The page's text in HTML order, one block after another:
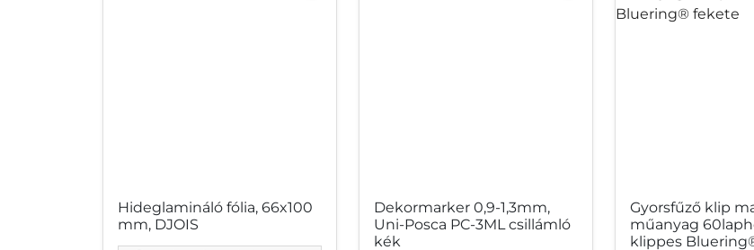
Hideglamináló fólia, 66x100
mm, DJOIS
Dekormarker 0,9-1,3mm,
Uni-Posca PC-3ML csillámló
kék
Gyorsfűző klip
műanyag
klippes